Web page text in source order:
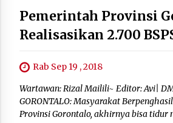
Pemerintah Provinsi
Realisasikan 2.700
Rab Sep 19 , 2018
Wartawan: Rizal Mailili~ Editor: Avi|
GORONTALO: Masyarakat
Provinsi Gorontalo, akhirnya bisa tidur